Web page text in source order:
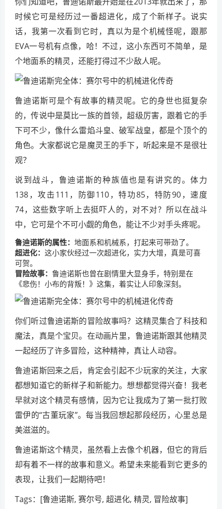
时候它可是经历过一番超进化，成了个新样子。说实
话，我第一次看到它时，真以为是个机械怪呢，跟那
EVA一号机有点像，哈！不过，这小东西可不简单，是
个地面系的精灵，还能打得过不少敌人呢。
鲁迪诺斯可是个有故事的精灵呢。它的身世也挺复杂
的，传说中是莫比一族的首领，超级厉害，跟着它的手
下可不少，像什么雷焰斗皇、破军战皇，都是个顶个的
角色。大家都说它是魔灵王的手下，听起来是不是很壮
观？
说到战斗，鲁迪诺斯的种族值也是有讲究的。体力
138，攻击111，防御110，特功85，特防90，速度
74，这些数字听上去挺吓人的，对不对？所以在战斗
中，它可是个不可小觑的角色，能让不少对手头疼呢。
鲁迪诺斯的属性： 地面系和机械系，打起来可带劲了。
超进化： 这小家伙经过一次超进化，实力大增，真是可喜
可贺。
冒险故事： 鲁迪诺斯也曾在剧情里大显身手，特别是在
《悲伤！小布的背叛！》这集，着实让人印象深刻。
你们听过鲁迪诺斯的冒险故事吗？这精灵集合了科技和
魔法，真是个宝贝。在动画片里，鲁迪诺斯跟其他精灵
一起经历了许多冒险，这种精神，真让人动容。
鲁迪诺斯回来之后，肯定会引起不少玩家的关注，大家
都想知道它的新样子和新能力。想想都觉得兴奋！我老
早就对这个精灵有感情，因为它让我成为了第一批打败
雷伊的“古董玩家”。每当我回想起那段经历，心里总是
美滋滋的。
鲁迪诺斯这个精灵，虽然看上去像个机器，但它的背后
却有着不一样的故事和意义。希望未来能看到它更多的
表现，让我们一起期待吧！
Tags：[鲁迪诺斯, 赛尔号, 超进化, 精灵, 冒险故事]